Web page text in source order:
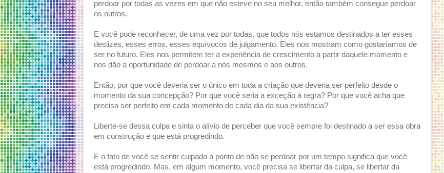
perdoar por todas as vezes em que não esteve no seu melhor, então também consegue perdoar
os outros.
E você pode reconhecer, de uma vez por todas, que todos nós estamos destinados a ter esses
deslizes, esses erros, esses equívocos de julgamento. Eles nos mostram como gostaríamos de
ser no futuro. Eles nos permitem ter a experiência de crescimento a partir daquele momento e
nos dão a oportunidade de perdoar a nós mesmos e aos outros.
Então, por que você deveria ser o único em toda a criação que deveria ser perfeito desde o
momento da sua concepção? Por que você seria a exceção à regra? Por que você acha que
precisa ser perfeito em cada momento de cada dia da sua existência?
Liberte-se dessa culpa e sinta o alívio de perceber que você sempre foi destinado a ser essa obra
em construção e que está progredindo.
E o fato de você se sentir culpado a ponto de não se perdoar por um tempo significa que você
está progredindo. Mas, em algum momento, você precisa se libertar da culpa, se libertar da